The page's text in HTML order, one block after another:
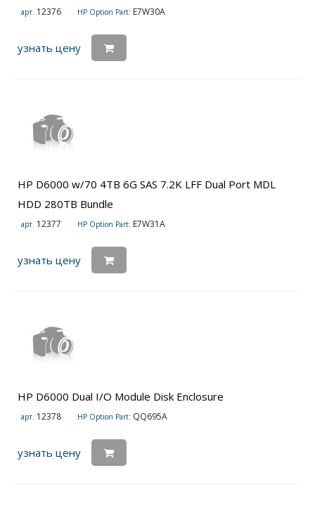
арт. 12376 HP Option Part: E7W30A
узнать цену
HP D6000 w/70 4TB 6G SAS 7.2K LFF Dual Port MDL
HDD 280TB Bundle
арт. 12377 HP Option Part: E7W31A
узнать цену
HP D6000 Dual I/O Module Disk Enclosure
арт. 12378 HP Option Part: QQ695A
узнать цену